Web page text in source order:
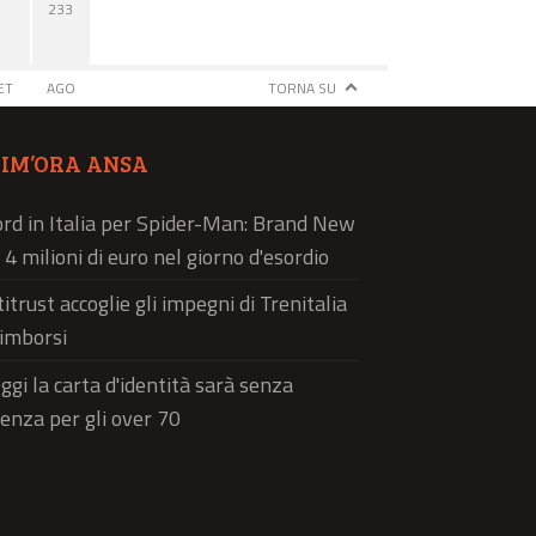
233
AGO TORNA SU
ANSA
in Italia per Spider-Man: Brand New
4 milioni di euro nel giorno d'esordio
accoglie gli impegni di Trenitalia
la carta d'identità sarà senza
per gli over 70